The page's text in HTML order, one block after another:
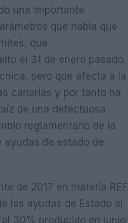
una importante
que había que
que
el 31 de enero pasado.
pero que afecta a la
canarias y por tanto ha
de una defectuosa
reglamentario de la
ayudas de estado de
de 2017 en materia REF
las ayudas de Estado al
30% producido en junio